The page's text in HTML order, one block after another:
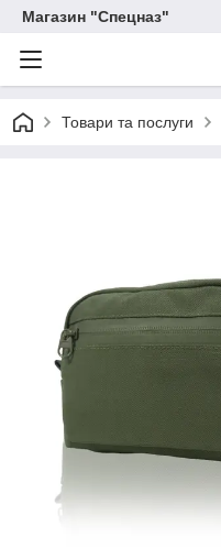
Магазин "Спецназ"
Товари та послуги